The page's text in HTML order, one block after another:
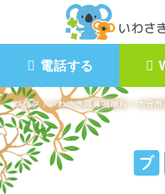
ブログ｜いわさき耳鼻咽喉科｜大分
電話する
ブ